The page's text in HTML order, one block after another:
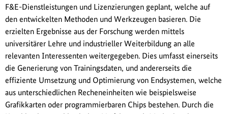
F&E-Dienstleistungen und Lizenzierungen geplant, welche auf
den entwickelten Methoden und Werkzeugen basieren. Die
erzielten Ergebnisse aus der Forschung werden mittels
universitärer Lehre und industrieller Weiterbildung an alle
relevanten Interessenten weitergegeben. Dies umfasst einerseits
die Generierung von Trainingsdaten, und andererseits die
effiziente Umsetzung und Optimierung von Endsystemen, welche
aus unterschiedlichen Recheneinheiten wie beispielsweise
Grafikkarten oder programmierbaren Chips bestehen. Durch die